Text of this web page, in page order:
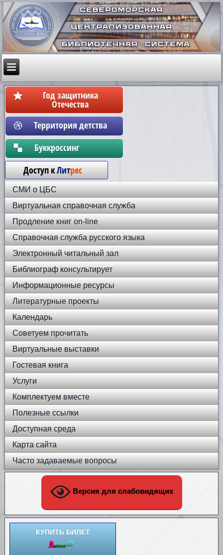
Год защитника
Отечества
Территория детства
Бyккpoccинг
Доступ кЛитрес
СМИ о ЦБС
Виртуальная справочная служба
Продление книг on-line
Справочная служба русского языка
Электронный читальный зал
Библиограф консультирует
Информационные ресурсы
Литературные проекты
Календарь
Советуем прочитать
Виртуальные выставки
Гостевая книга
Услуги
Комплектуем вместе
Полезные ссылки
Доступная среда
Карта сайта
Часто задаваемые вопросы
Версия для слабовидящих
КУПИТЬ БИЛЕТ